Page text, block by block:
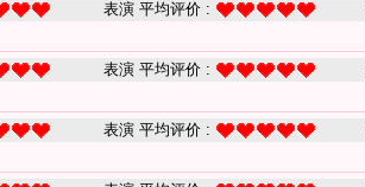
表演 平均评价 :
表演 平均评价 :
表演 平均评价 :